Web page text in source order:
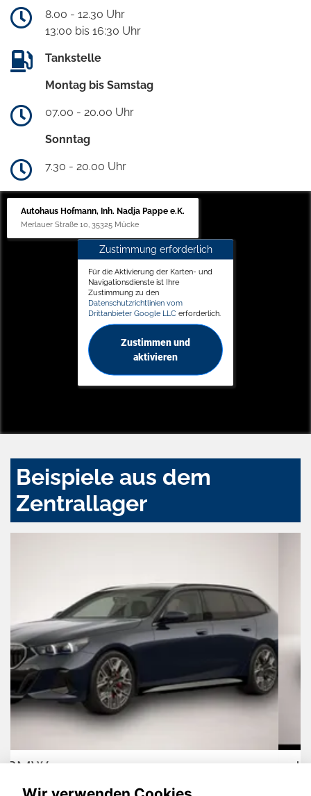
8.00 - 12.30 Uhr
13:00 bis 16:30 Uhr
Tankstelle
Montag bis Samstag
07.00 - 20.00 Uhr
Sonntag
7.30 - 20.00 Uhr
Autohaus Hofmann, Inh. Nadja Pappe e.K.
Merlauer Straße 10, 35325 Mücke
Zustimmung erforderlich
Für die Aktivierung der Karten- und
Navigationsdienste ist Ihre
Zustimmung zu den
Datenschutzrichtlinien vom
Drittanbieter Google LLC erforderlich.
Zustimmen und
aktivieren
Beispiele aus dem
Zentrallager
Hyundai TUCSON